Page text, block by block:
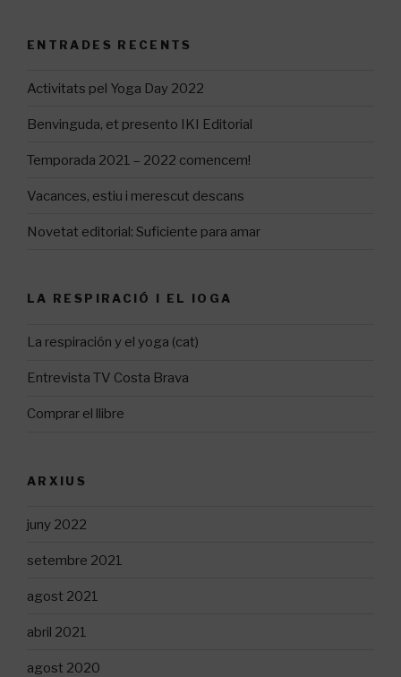
ENTRADES RECENTS
Activitats pel Yoga Day 2022
Benvinguda, et presento IKI Editorial
Temporada 2021 – 2022 comencem!
Vacances, estiu i merescut descans
Novetat editorial: Suficiente para amar
LA RESPIRACIÓ I EL IOGA
La respiración y el yoga (cat)
Entrevista TV Costa Brava
Comprar el llibre
ARXIUS
juny 2022
setembre 2021
agost 2021
abril 2021
agost 2020